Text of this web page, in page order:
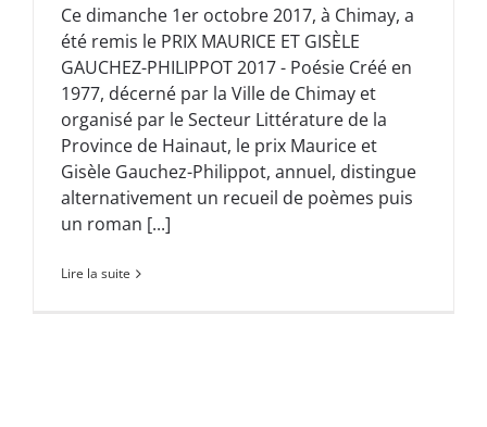
Ce dimanche 1er octobre 2017, à Chimay, a
été remis le PRIX MAURICE ET GISÈLE
GAUCHEZ-PHILIPPOT 2017 - Poésie Créé en
1977, décerné par la Ville de Chimay et
organisé par le Secteur Littérature de la
Province de Hainaut, le prix Maurice et
Gisèle Gauchez-Philippot, annuel, distingue
alternativement un recueil de poèmes puis
un roman [...]
Lire la suite